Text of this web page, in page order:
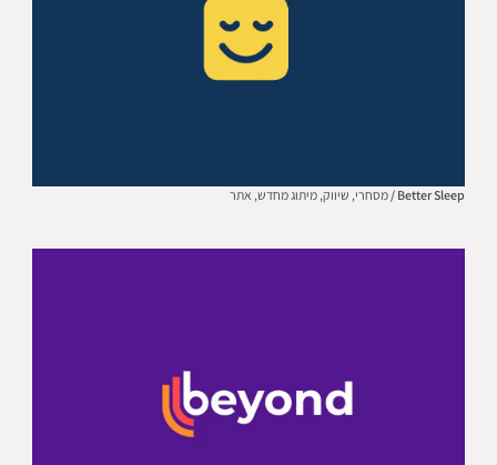
Better Sleep / מסחרי, שיווק, מיתוג מחדש, אתר